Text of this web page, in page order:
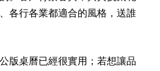
各行各業都適合的風格，送誰
版桌曆已經很實用；若想讓品